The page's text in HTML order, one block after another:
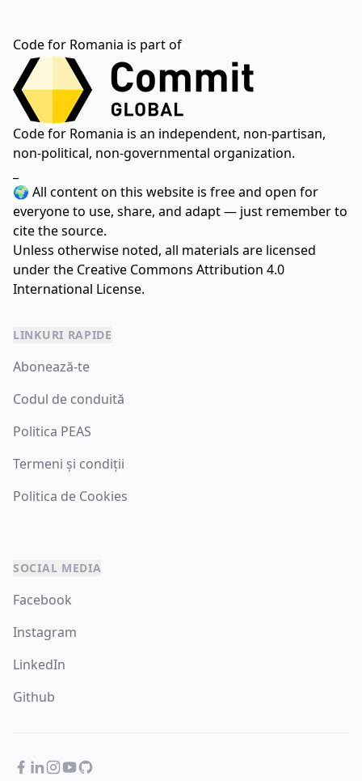
Code for Romania is part of
Code for Romania is an independent, non-partisan,
non-political, non-governmental organization.
🌍 All content on this website is free and open for
everyone to use, share, and adapt — just remember to
cite the source.
Unless otherwise noted, all materials are licensed
under the Creative Commons Attribution 4.0
International License.
LINKURI RAPIDE
Abonează-te
Codul de conduită
Politica PEAS
Termeni și condiții
Politica de Cookies
SOCIAL MEDIA
Facebook
Instagram
LinkedIn
Github
Facebook
LinkedIn
Instagram
YouTube
GitHub